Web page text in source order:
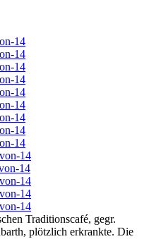
Traditionscafé, gegr.
plötzlich erkrankte. Die